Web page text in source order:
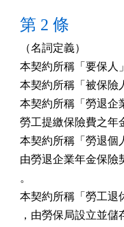
第 2 條
（名詞定義）
本契約所稱「要保人
本契約所稱「被保險
本契約所稱「勞退企
勞工提繳保險費之年
本契約所稱「勞退個
由勞退企業年金保險
。
本契約所稱「勞工退
，由勞保局設立並儲